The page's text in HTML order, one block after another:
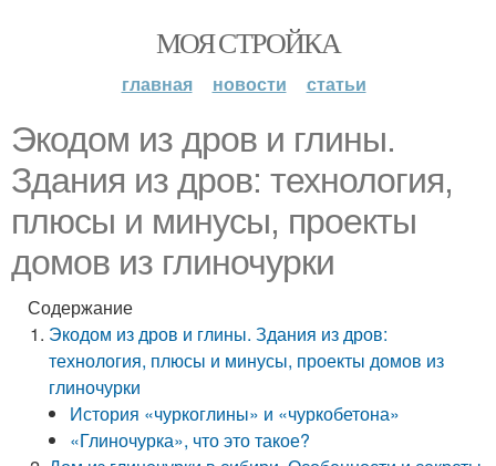
МОЯ СТРОЙКА
главная новости статьи
Экодом из дров и глины.
Здания из дров: технология,
плюсы и минусы, проекты
домов из глиночурки
Содержание
Экодом из дров и глины. Здания из дров:
технология, плюсы и минусы, проекты домов из
глиночурки
История «чуркоглины» и «чуркобетона»
«Глиночурка», что это такое?